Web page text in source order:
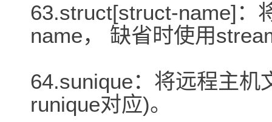
63.struct[struct-name]：
name， 缺省时使用
64.sunique：将远程主机
runique对应)。